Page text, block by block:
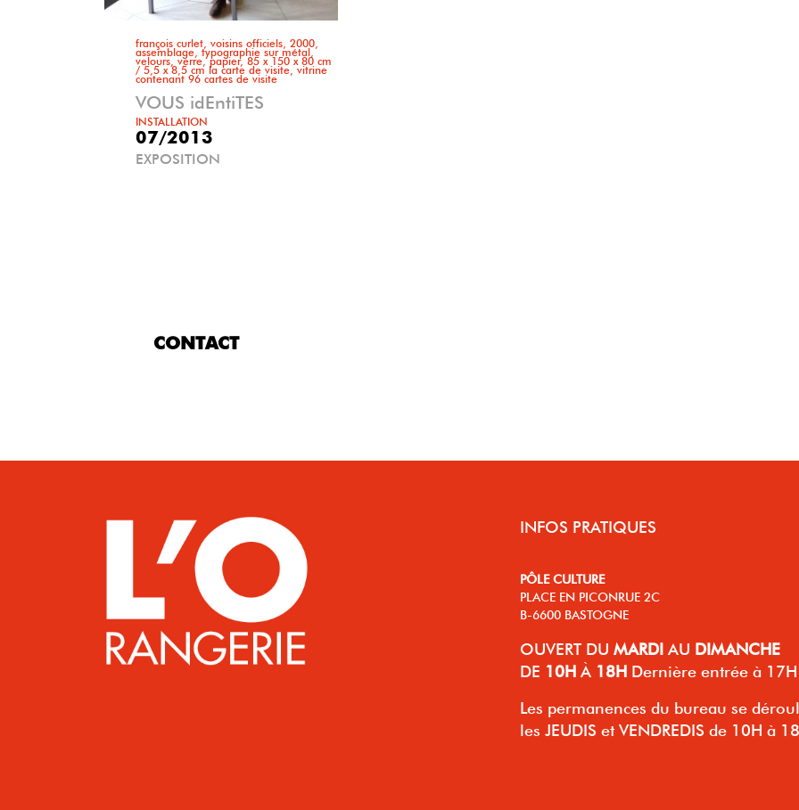
françois curlet, voisins officiels, 2000,
assemblage, typographie sur métal,
velours, verre, papier, 85 x 150 x 80 cm
/ 5,5 x 8,5 cm la carte de visite, vitrine
contenant 96 cartes de visite
VOUS idEntiTES
INSTALLATION
07/2013
EXPOSITION
CONTACT
INFOS PRATIQUES
PÔLE CULTURE
PLACE EN PICONRUE 2C
B-6600 BASTOGNE
OUVERT DU MARDI AU DIMANCHE
DE 10H À 18H Dernière entrée à 17H
Les permanences du bureau se
les JEUDIS et VENDREDIS de 10H à